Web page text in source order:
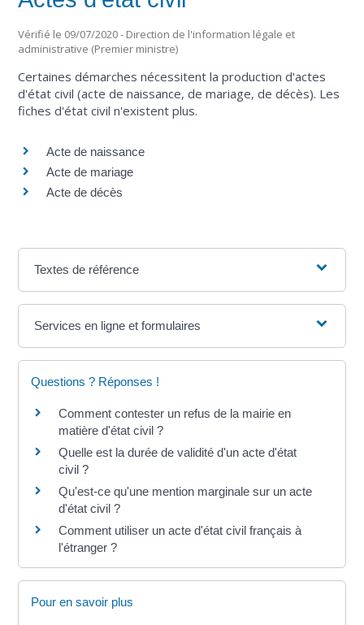
Vérifié le 09/07/2020 - Direction de l'information légale et
administrative (Premier ministre)
Certaines démarches nécessitent la production d'actes
d'état civil (acte de naissance, de mariage, de décès). Les
fiches d'état civil n'existent plus.
Acte de naissance
Acte de mariage
Acte de décès
Textes de référence
Services en ligne et formulaires
Questions ? Réponses !
Comment contester un refus de la mairie en
matière d'état civil ?
Quelle est la durée de validité d'un acte d'état
civil ?
Qu'est-ce qu'une mention marginale sur un acte
d'état civil ?
Comment utiliser un acte d'état civil français à
l'étranger ?
Pour en savoir plus